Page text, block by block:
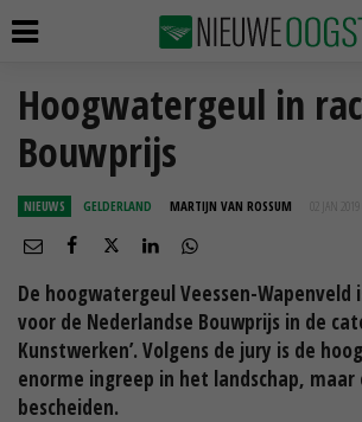
Hoogwatergeul in
Bouwprijs
NIEUWS GELDERLAND MARTIJN VAN ROSSUM 02 JAN
De hoogwatergeul Veessen-Wapenveld
voor de Nederlandse Bouwprijs in de
Kunstwerken’. Volgens de jury is de
enorme ingreep in het landschap,
bescheiden.